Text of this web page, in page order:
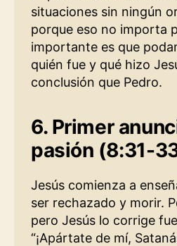
situaciones sin ningún
porque eso no importa
importante es que
quién fue y qué hizo
conclusión que Pedro.
6. Primer
pasión (8:31-
Jesús comienza a
ser rechazado y morir.
pero Jesús lo corrige
“¡Apártate de mí,